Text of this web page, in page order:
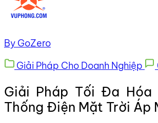
By GoZero
Giải Pháp Cho Doanh Nghiệp
Giải Pháp Tối Đa Hóa
Thống Điện Mặt Trời Áp